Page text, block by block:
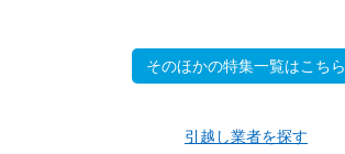
そのほかの特集一覧はこちら
引越し業者を探す